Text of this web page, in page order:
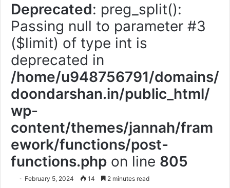
Deprecated: preg_split():
Passing null to parameter #3
($limit) of type int is
deprecated in
/home/u948756791/domains/
doondarshan.in/public_html/
wp-
content/themes/jannah/fram
ework/functions/post-
functions.php on line 805
February 5, 2024 14 2 minutes read